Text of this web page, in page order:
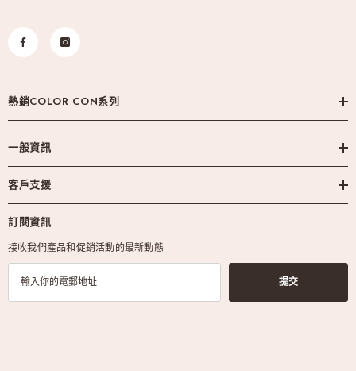
熱銷COLOR CON系列
一般資訊
客戶支援
訂閱資訊
接收我們產品和促銷活動的最新動態
提交